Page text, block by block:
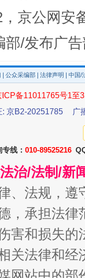
” 法
一
京公网安
/发布广
公众采编部 法律声明 | 中国
ICP备11011765号1至
: 京B2-20251785
广
线： 010-89525216
治/法制/新
、法规，
，承担法
害和损失
关法律和